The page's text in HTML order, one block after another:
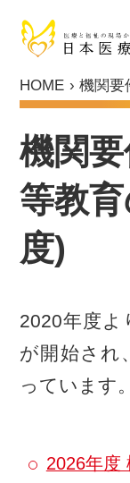
日本医療大学に
ヒューマンデザ
総合福祉学部
通信教育部
大学院
入試情報
キャリア教育支援
キャリアセンター
就職実績
国家試験対策支援
キャリア・アップ
センタースタッフ
採用ご担当者の皆
受験生の皆さま
HOME 機関要
機関
等教
度)
2020年度よ
が開始され
っています。
2026年度